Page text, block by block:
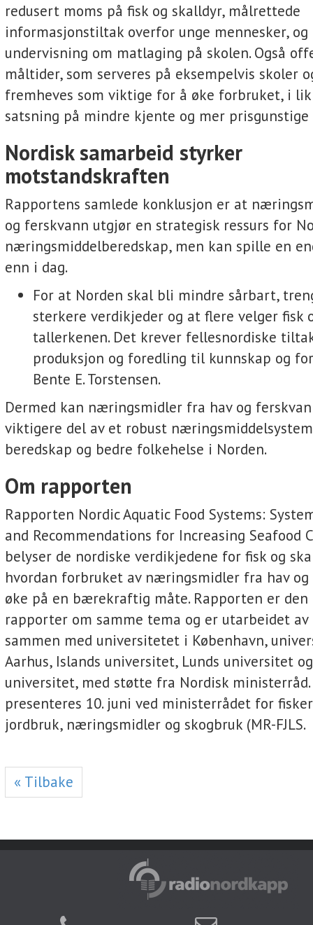
redusert moms på fisk og skalldyr, målrettede
informasjonstiltak overfor unge mennesker, og
undervisning om matlaging på skolen. Også
måltider, som serveres på eksempelvis skoler
fremheves som viktige for å øke forbruket, i
satsning på mindre kjente og mer
Nordisk samarbeid styrker
motstandskraften
Rapportens samlede konklusjon er at
og ferskvann utgjør en strategisk ressurs for
næringsmiddelberedskap, men kan spille en
enn i dag.
For at Norden skal bli mindre sårbart,
sterkere verdikjeder og at flere velger fisk
tallerkenen. Det krever fellesnordiske
produksjon og foredling til kunnskap og
Bente E. Torstensen.
Dermed kan næringsmidler fra hav og
viktigere del av et robust
beredskap og bedre folkehelse i Norden.
Om rapporten
Rapporten Nordic Aquatic Food Systems:
and Recommendations for Increasing Seafood
belyser de nordiske verdikjedene for fisk og
hvordan forbruket av næringsmidler fra hav
øke på en bærekraftig måte. Rapporten er
rapporter om samme tema og er utarbeidet av
sammen med universitetet i København,
Aarhus, Islands universitet, Lunds universitet
universitet, med støtte fra Nordisk
presenteres 10. juni ved ministerrådet for
jordbruk, næringsmidler og skogbruk (MR-FJLS.
« Tilbake